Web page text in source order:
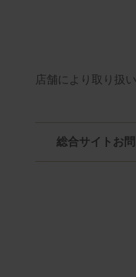
店舗により取り扱
総合サイトお